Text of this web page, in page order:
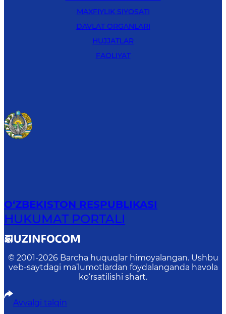
MAXFIYLIK SIYOSATI
DAVLAT ORGANLARI
HUJJATLAR
FAOLIYAT
O‘ZBEKISTON RESPUBLIKASI
HUKUMAT PORTALI
© 2001-2026 Barcha huquqlar himoyalangan. Ushbu
veb-saytdagi ma’lumotlardan foydalanganda havola
ko‘rsatilishi shart.
Avvalgi talqin